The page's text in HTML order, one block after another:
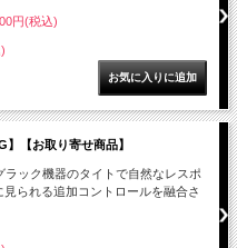
円(税込)
【お取り寄せ商品】
ラック機器のタイトで自然なレスポ
られる追加コントロールを融合さ